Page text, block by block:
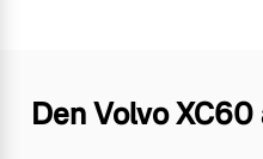
Den Volvo